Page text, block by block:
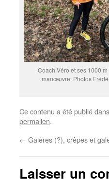
Coach Véro et ses 1000 m
manœuvre. Photos
Ce contenu a été publié dans
permalien.
← Galères (?), crêpes et
Laisser un